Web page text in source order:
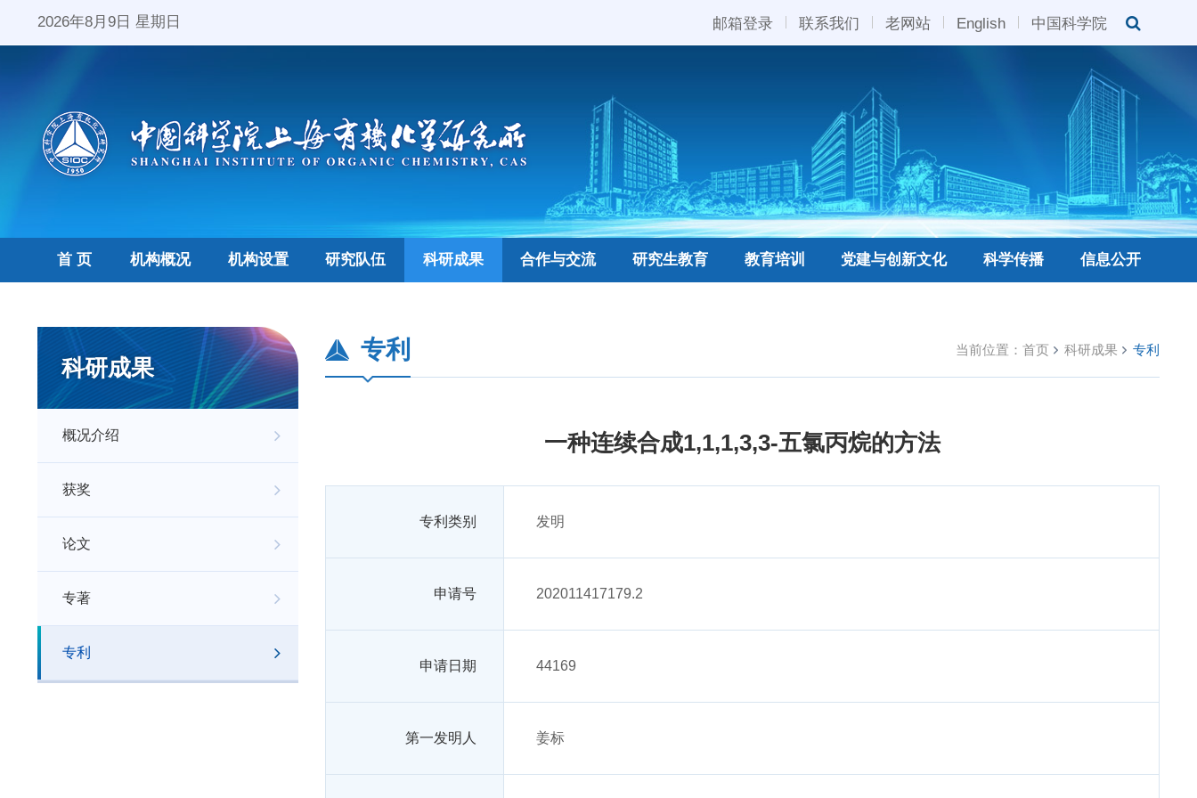
2026年8月9日 星期日 邮箱登录 联系我们 老网站 English 中国科学院
首 页 机构概况 机构设置 研究队伍 科研成果 合作与交流 研究生教育 教育培训 党建与创新文化 科学传播 信息公开
科研成果
概况介绍
获奖
论文
专著
专利
当前位置： 首页 科研成果 专利
专利
一种连续合成1,1,1,3,3-五氯丙烷的方法
专利类别 发明
申请号 202011417179.2
申请日期 44169
第一发明人 姜标